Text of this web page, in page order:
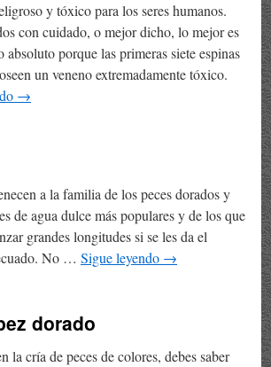
y tóxico para los seres humanos.
con cuidado, o mejor dicho, lo mejor es
absoluto porque las primeras siete espinas
un veneno extremadamente tóxico.
→
a la familia de los peces dorados y
de agua dulce más populares y de los que
grandes longitudes si se les da el
No … Sigue leyendo →
dorado
la cría de peces de colores, debes saber